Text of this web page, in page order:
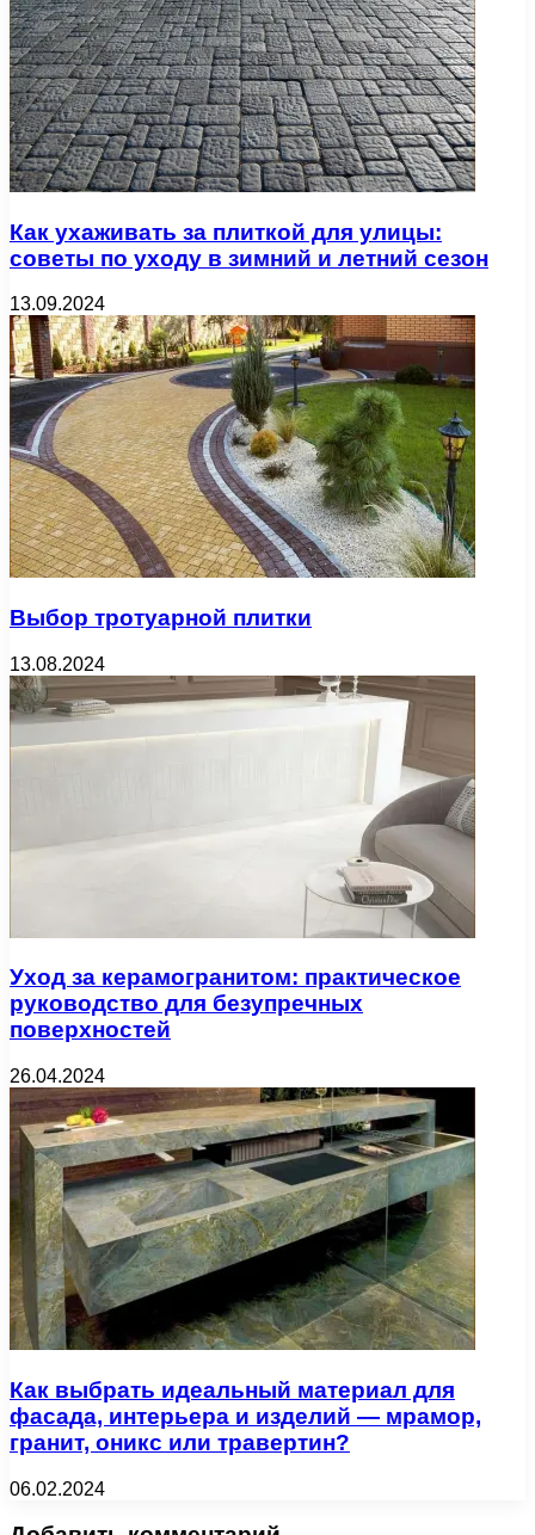
Как ухаживать за плиткой для улицы:
советы по уходу в зимний и летний сезон
13.09.2024
Выбор тротуарной плитки
13.08.2024
Уход за керамогранитом: практическое
руководство для безупречных
поверхностей
26.04.2024
Как выбрать идеальный материал для
фасада, интерьера и изделий — мрамор,
гранит, оникс или травертин?
06.02.2024